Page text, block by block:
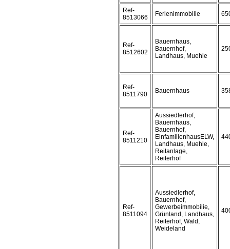
Ref-
8513066
Ferienimmobilie
Ref-
8512602
Bauernhaus,
Bauernhof,
Landhaus, Muehle
Ref-
8511790
Bauernhaus
Ref-
8511210
Aussiedlerhof,
Bauernhaus,
Bauernhof,
EinfamilienhausELW,
Landhaus, Muehle,
Reitanlage,
Reiterhof
Ref-
8511094
Aussiedlerhof,
Bauernhof,
Gewerbeimmobilie,
Grünland, Landhaus,
Reiterhof, Wald,
Weideland